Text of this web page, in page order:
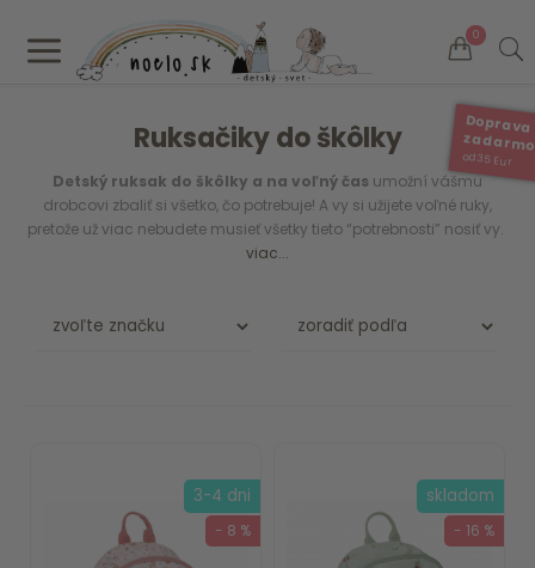
a 0
Doprava
od 35 Eur
Ruksačiky do škôlky
Detský ruksak do škôlky a na voľný čas umožní vášmu
drobcovi zbaliť si všetko, čo potrebuje! A vy si užijete voľné ruky,
pretože už viac nebudete musieť všetky tieto “potrebnosti” nosiť vy.
viac...
3-4 dni
- 8 %
skladom
- 16 %